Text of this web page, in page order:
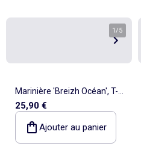
1 /5
Marinière 'Breizh Océan', T-
Shirt rayé Manches Longues,
épais en Coton Bio - Mixte,
Homme ou Femme
25,90 €
Ajouter au panier